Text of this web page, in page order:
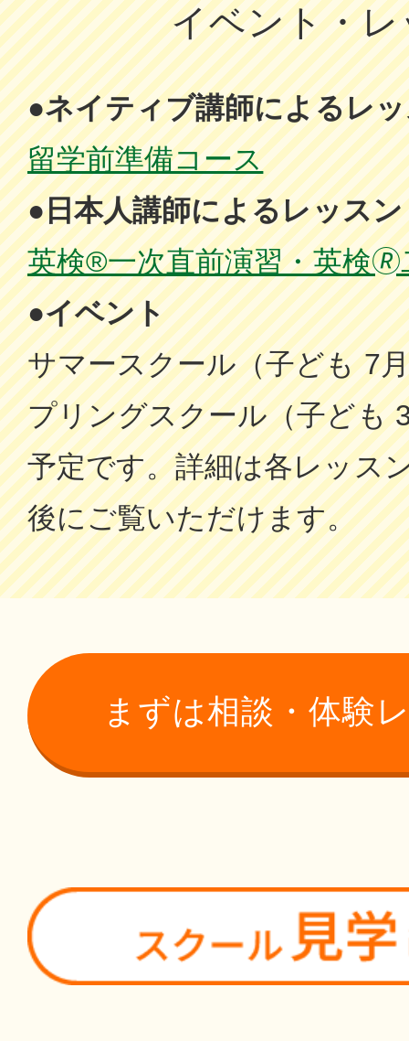
イベント・
●ネイティブ講師によるレ
留学前準備コース
●日本人講師によるレッスン
英検®一次直前演習・英検🄬
●イベント
サマースクール（子ども 7
プリングスクール（子ども
予定です。詳細は各レッス
後にご覧いただけます。
まずは相談・体験